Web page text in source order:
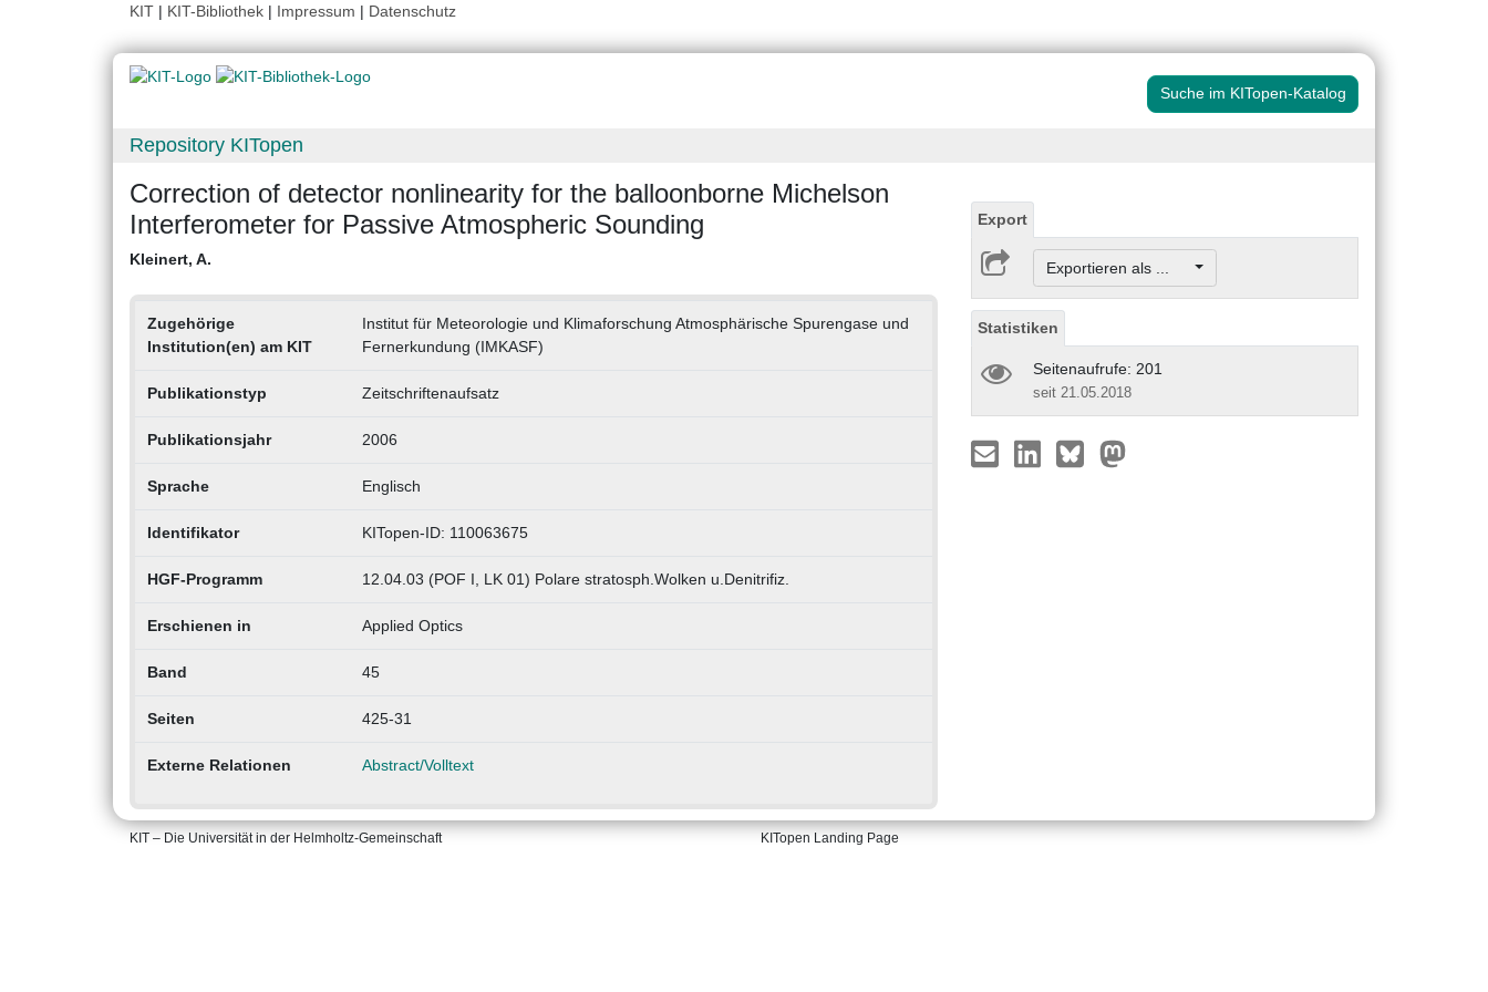
KIT | KIT-Bibliothek | Impressum | Datenschutz
Suche im KITopen-Katalog
Repository KITopen
Correction of detector nonlinearity for the balloonborne Michelson
Interferometer for Passive Atmospheric Sounding
Kleinert, A.
Zugehörige
Institution(en) am KIT
Institut für Meteorologie und Klimaforschung Atmosphärische Spurengase und
Fernerkundung (IMKASF)
Publikationstyp Zeitschriftenaufsatz
Publikationsjahr 2006
Sprache Englisch
Identifikator KITopen-ID: 110063675
HGF-Programm 12.04.03 (POF I, LK 01) Polare stratosph.Wolken u.Denitrifiz.
Erschienen in Applied Optics
Band 45
Seiten 425-31
Externe Relationen Abstract/Volltext
Export
Exportieren als ...
Statistiken
Seitenaufrufe: 201
seit 21.05.2018
KIT – Die Universität in der Helmholtz-Gemeinschaft KITopen Landing Page